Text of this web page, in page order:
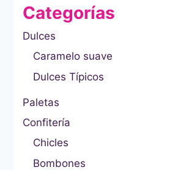
Categorías
Dulces
Caramelo suave
Dulces Típicos
Paletas
Confitería
Chicles
Bombones